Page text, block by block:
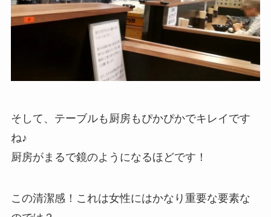
そして、テーブルも厨房もぴかぴかでキレイです
ね♪
厨房がまるで鏡のようになるほどです！
この清潔感！これは女性にはかなり重要な要素な